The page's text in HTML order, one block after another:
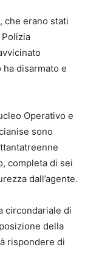
che erano stati
ha disarmato e
Operativo e
sono
completa di sei
dall’agente.
circondariale di
della
rispondere di